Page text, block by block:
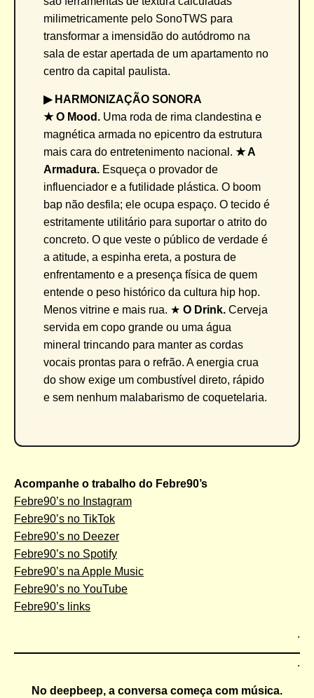
milimetricamente pelo SonoTWS para
transformar a imensidão do autódromo na
sala de estar apertada de um apartamento no
centro da capital paulista.
▶︎ HARMONIZAÇÃO SONORA
★ O Mood. Uma roda de rima clandestina e
magnética armada no epicentro da estrutura
mais cara do entretenimento nacional. ★ A
Armadura. Esqueça o provador de
influenciador e a futilidade plástica. O boom
bap não desfila; ele ocupa espaço. O tecido é
estritamente utilitário para suportar o atrito do
concreto. O que veste o público de verdade é
a atitude, a espinha ereta, a postura de
enfrentamento e a presença física de quem
entende o peso histórico da cultura hip hop.
Menos vitrine e mais rua. ★ O Drink. Cerveja
servida em copo grande ou uma água
mineral trincando para manter as cordas
vocais prontas para o refrão. A energia crua
do show exige um combustível direto, rápido
e sem nenhum malabarismo de coquetelaria.
Acompanhe o trabalho do Febre90’s
Febre90’s no Instagram
Febre90’s no TikTok
Febre90’s no Deezer
Febre90’s no Spotify
Febre90’s na Apple Music
Febre90’s no YouTube
Febre90’s links
.
.
No deepbeep, a conversa começa com música.